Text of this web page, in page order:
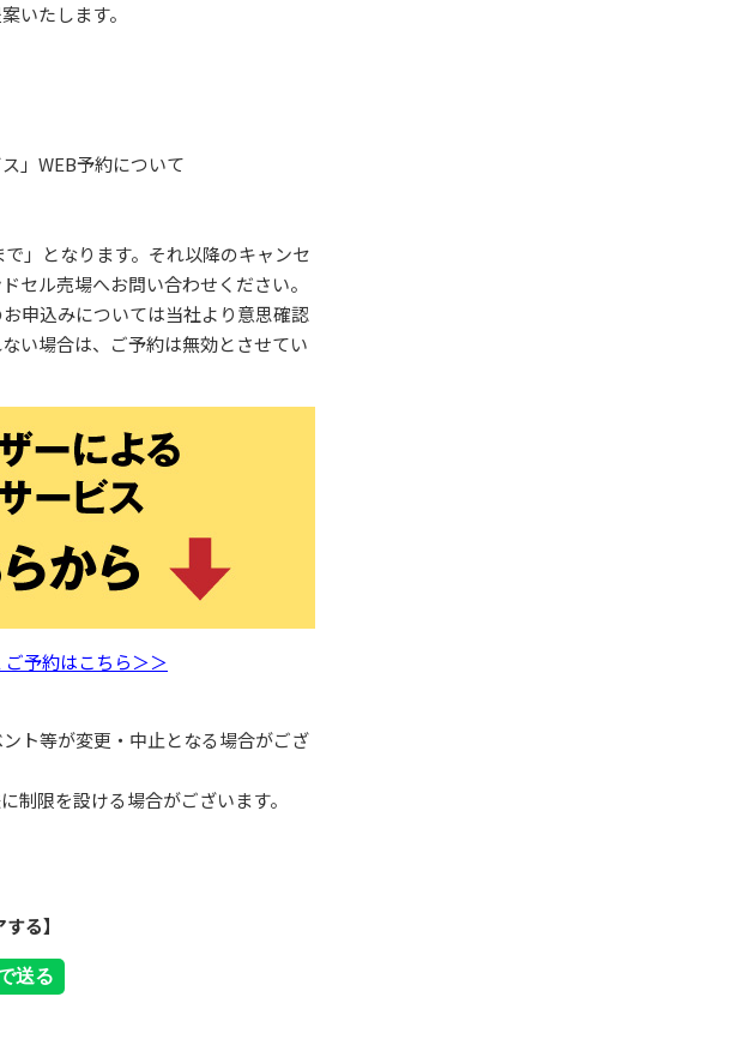
いたします。
」WEB予約について
」となります。それ以降のキャンセ
セル売場へお問い合わせください。
申込みについては当社より意思確認
い場合は、ご予約は無効とさせてい
予約はこちら＞＞
ト等が変更・中止となる場合がござ
限を設ける場合がございます。
る】